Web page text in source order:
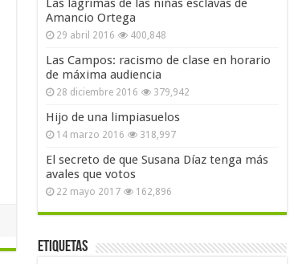
Las lágrimas de las niñas esclavas de
Amancio Ortega
29 abril 2016 400,848
Las Campos: racismo de clase en horario
de máxima audiencia
28 diciembre 2016 379,942
Hijo de una limpiasuelos
14 marzo 2016 318,997
El secreto de que Susana Díaz tenga más
avales que votos
22 mayo 2017 162,896
Etiquetas